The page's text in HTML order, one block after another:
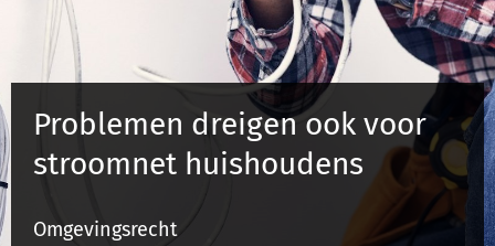
Juridisch advies
Inloggen
Problemen dreigen ook voor
stroomnet huishoudens
Omgevingsrecht